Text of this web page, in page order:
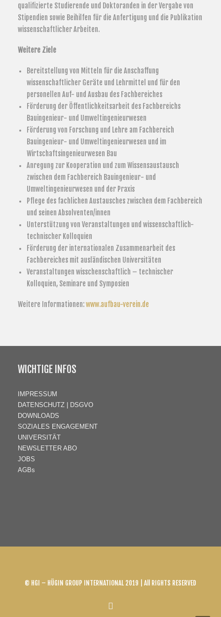
qualifizierte Studierende und Doktoranden in der Vergabe von
Stipendien sowie Beihilfen für die Anfertigung und die Publikation
wissenschaftlicher Arbeiten.
Weitere Ziele
Bereitstellung von Mitteln für die Anschaffung
wissenschaftlicher Geräte und Lehrmittel und für den
personellen Auf- und Ausbau des Fachbereiches
Förderung der Öffentlichkeitsarbeit des Fachbereichs
Bauingenieur- und Umweltingenieurwesen
Förderung von Forschung und Lehre am Fachbereich
Bauingenieur- und Umweltingenieurwesen und im
Wirtschaftsingenieurwesen Bau
Anregung zur Kooperation und zum Wissensaustausch
zwischen dem Fachbereich Bauingenieur- und
Umweltingenieurwesen und der Praxis
Pflege des fachlichen Austausches zwischen dem Fachbereich
und seinen Absolventen/innen
Unterstützung von Veranstaltungen und wissenschaftlich-
technischer Kolloquien
Förderung der internationalen Zusammenarbeit des
Fachbereiches mit ausländischen Universitäten
Veranstaltungen wisschenschaftlich – technischer
Kolloquien, Seminare und Symposien
Weitere Informationen:www.aufbau-verein.de
WICHTIGE INFOS
IMPRESSUM
DATENSCHUTZ | DSGVO
DOWNLOADS
SOZIALES ENGAGEMENT
UNIVERSITÄT
NEWSLETTER ABO
JOBS
AGBs
© HGI – HÜGIN GROUP INTERNATIONAL 2019 | All RIGHTS RESERVED